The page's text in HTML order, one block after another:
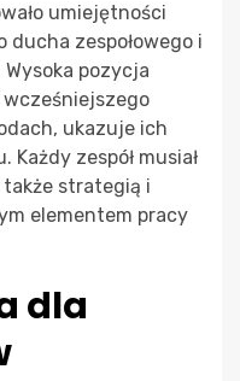
umiejętności
ducha zespołowego i
pozycja
ukazuje ich
zespół musiał
także strategią i
elementem pracy
dla